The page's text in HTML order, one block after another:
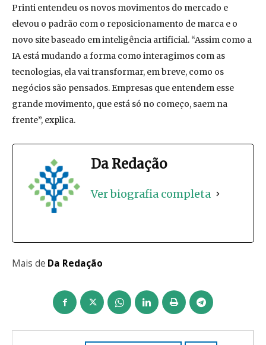
Printi entendeu os novos movimentos do mercado e
elevou o padrão com o reposicionamento de marca e o
novo site baseado em inteligência artificial. “Assim como a
IA está mudando a forma como interagimos com as
tecnologias, ela vai transformar, em breve, como os
negócios são pensados. Empresas que entendem esse
grande movimento, que está só no começo, saem na
frente”, explica.
Da Redação
Ver biografia completa
Mais de Da Redação